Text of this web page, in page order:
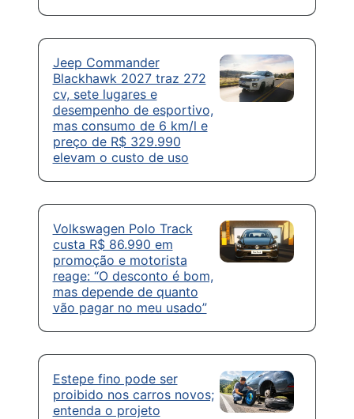
Jeep Commander
Blackhawk 2027 traz 272
cv, sete lugares e
desempenho de esportivo,
mas consumo de 6 km/l e
preço de R$ 329.990
elevam o custo de uso
Volkswagen Polo Track
custa R$ 86.990 em
promoção e motorista
reage: “O desconto é bom,
mas depende de quanto
vão pagar no meu usado”
Estepe fino pode ser
proibido nos carros novos;
entenda o projeto